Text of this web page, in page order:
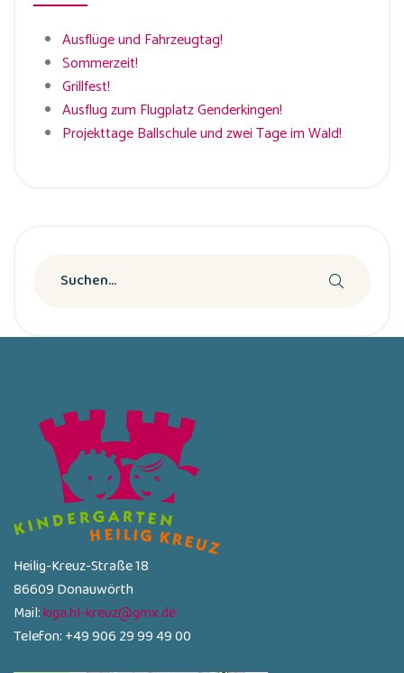
Ausflüge und Fahrzeugtag!
Sommerzeit!
Grillfest!
Ausflug zum Flugplatz Genderkingen!
Projekttage Ballschule und zwei Tage im Wald!
Heilig-Kreuz-Straße 18
86609 Donauwörth
Mail:kiga.hl-kreuz@gmx.de
Telefon: +49 906 29 99 49 00